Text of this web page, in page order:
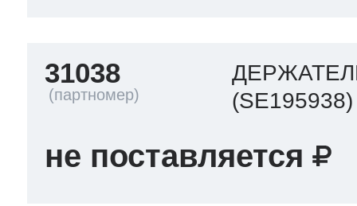
31038
(SE195938)
не поставляется